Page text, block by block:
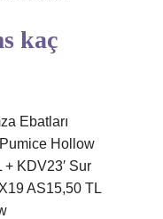
kaç
Ebatları
Pumice Hollow
KDV23′ Sur
AS15,50 TL